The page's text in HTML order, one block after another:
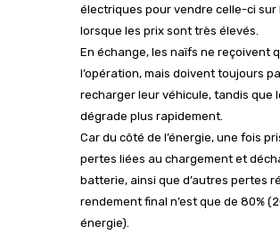
électriques pour vendre celle-ci sur
lorsque les prix sont très élevés.
En échange, les naïfs ne reçoivent
l’opération, mais doivent toujours
recharger leur véhicule, tandis que
dégrade plus rapidement.
Car du côté de l’énergie, une fois
pertes liées au chargement et
batterie, ainsi que d’autres pertes
rendement final n’est que de 80%
énergie).